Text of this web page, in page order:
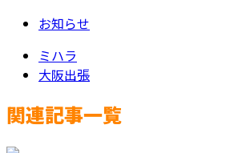
お知らせ
ミハラ
大阪出張
関連記事一覧